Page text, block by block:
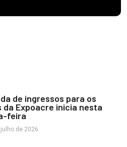
de ingressos para os
da Expoacre inicia nesta
feira
de 2026